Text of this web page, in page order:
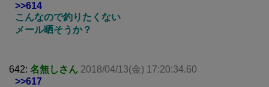
>>614
こんなので釣りたくない
メール晒そうか？
642: 名無しさん 2018/04/13(金) 17:20:34.60
>>617